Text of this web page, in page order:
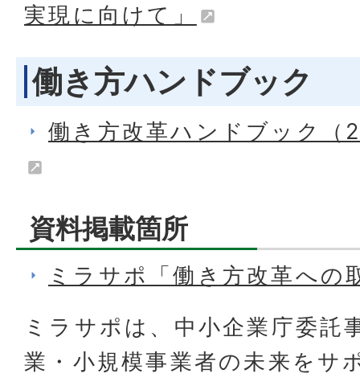
実現に向けて」
働き方ハンドブック
働き方改革ハンドブック（
資料掲載箇所
ミラサポ「働き方改革への
ミラサポは、中小企業庁委託
業・小規模事業者の未来をサ